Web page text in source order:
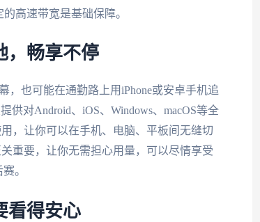
高速带宽是基础保障。
，畅享不停
，也可能在通勤路上用iPhone或安卓手机追
供对Android、iOS、Windows、macOS等全
，让你可以在手机、电脑、平板间无缝切
重要，让你无需担心用量，可以尽情享受
。
看得安心